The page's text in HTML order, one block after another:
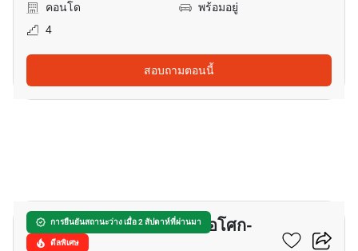
คอนโด
พร้อมอยู่
4
สอบถามตอนนี้
การยืนยันสถานะว่าง เมื่อ 2 สัปดาห์ที่ผ่านมา
ดีลพิเศษ
เดอะ มาสเตอร์ เซ็นเธรี่ยม อโศก-